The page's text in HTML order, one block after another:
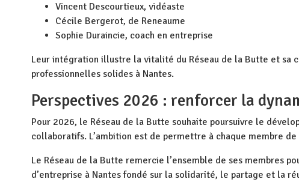
Vincent Descourtieux, vidéaste
Cécile Bergerot, de Reneaume
Sophie Duraincie, coach en entreprise
Leur intégration illustre la vitalité du Réseau de la Butte et sa
professionnelles solides à Nantes.
Perspectives 2026 : renforcer la
Pour 2026, le Réseau de la Butte souhaite poursuivre le
collaboratifs. L’ambition est de permettre à chaque membre
Le Réseau de la Butte remercie l’ensemble de ses membres
d’entreprise à Nantes fondé sur la solidarité, le partage et la